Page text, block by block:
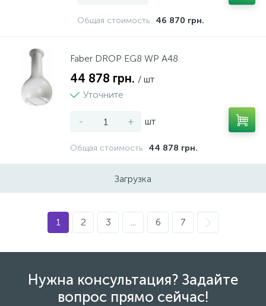
Общая стоимость 46 870 грн.
Faber DROP EG8 WP A48
44 878 грн. / шт
Уточните
- + шт
Общая стоимость 44 878 грн.
Загрузка
1 2 3 ... 6 7
Нужна консультация? Задайте
вопрос прямо сейчас!